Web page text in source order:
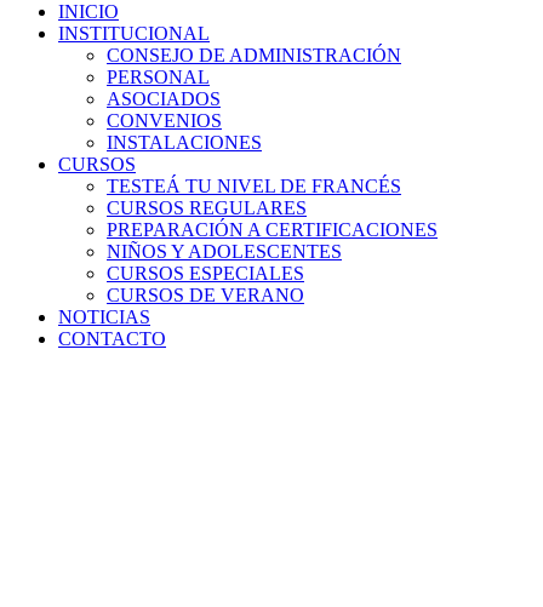
INICIO
INSTITUCIONAL
CONSEJO DE ADMINISTRACIÓN
PERSONAL
ASOCIADOS
CONVENIOS
INSTALACIONES
CURSOS
TESTEÁ TU NIVEL DE FRANCÉS
CURSOS REGULARES
PREPARACIÓN A CERTIFICACIONES
NIÑOS Y ADOLESCENTES
CURSOS ESPECIALES
CURSOS DE VERANO
NOTICIAS
CONTACTO